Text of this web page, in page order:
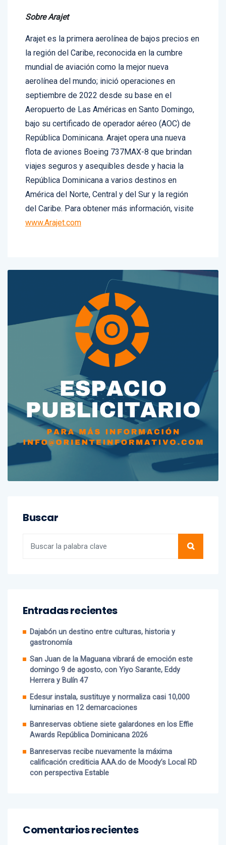
Arajet es la primera aerolínea de bajos precios en
la región del Caribe, reconocida en la cumbre
mundial de aviación como la mejor nueva
aerolínea del mundo; inició operaciones en
septiembre de 2022 desde su base en el
Aeropuerto de Las Américas en Santo Domingo,
bajo su certificado de operador aéreo (AOC) de
República Dominicana. Arajet opera una nueva
flota de aviones Boeing 737MAX-8 que brindan
viajes seguros y asequibles desde y hacia la
República Dominicana a varios destinos en
América del Norte, Central y del Sur y la región
del Caribe. Para obtener más información, visite
Dajabón un destino entre culturas, historia y
San Juan de la Maguana vibrará de emoción este
domingo 9 de agosto, con Yiyo Sarante, Eddy
Edesur instala, sustituye y normaliza casi 10,000
Banreservas obtiene siete galardones en los Effie
Banreservas recibe nuevamente la máxima
calificación crediticia AAA.do de Moody’s Local RD